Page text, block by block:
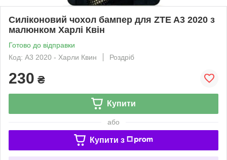
Силіконовий чохол бампер для ZTE A3 2020 з
малюнком Харлі Квін
Готово до відправки
Код: A3 2020 - Харли Квин
Роздріб
230 ₴
Купити
або
Купити з